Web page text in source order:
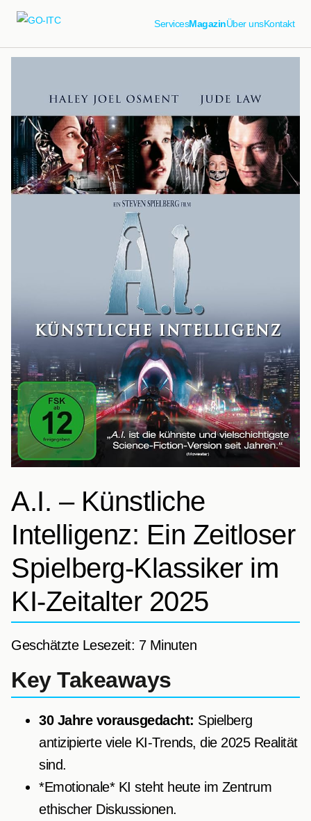
ServicesMagazinÜber unsKontakt
A.I. – Künstliche
Intelligenz: Ein Zeitloser
Spielberg-Klassiker im
KI-Zeitalter 2025
Geschätzte Lesezeit: 7 Minuten
Key Takeaways
30 Jahre vorausgedacht: Spielberg
antizipierte viele KI-Trends, die 2025 Realität
sind.
*Emotionale* KI steht heute im Zentrum
ethischer Diskussionen.